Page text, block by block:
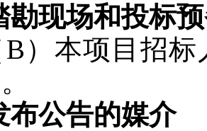
勘现场和投标
B ）本项目招
布公告的媒介